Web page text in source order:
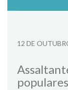
12 DE